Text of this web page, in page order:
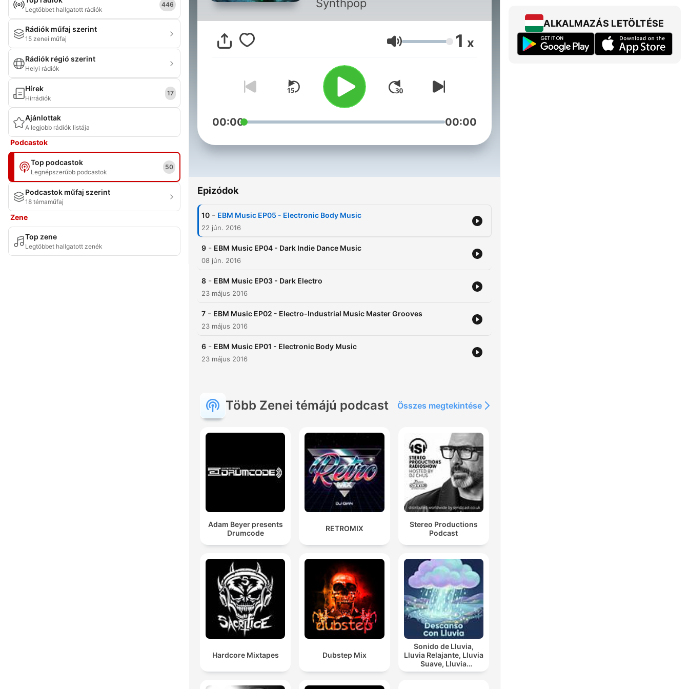
Legtöbbet hallgatott rádiók
446
Rádiók műfaj szerint
15 zenei műfaj
Rádiók régió szerint
Helyi rádiók
Hírek
Hírrádiók
17
Ajánlottak
A legjobb rádiók listája
Podcastok
Top podcastok
Legnépszerűbb podcastok
50
Podcastok műfaj szerint
18 témaműfaj
Zene
Top zene
Legtöbbet hallgatott zenék
Synthpop
Hangerő 1 x
00:00 00:00
Epizódok
10 - EBM Music EP05 - Electronic Body Music
22 jún. 2016
9 - EBM Music EP04 - Dark Indie Dance Music
08 jún. 2016
8 - EBM Music EP03 - Dark Electro
23 május 2016
7 - EBM Music EP02 - Electro-Industrial Music Master Grooves
23 május 2016
6 - EBM Music EP01 - Electronic Body Music
23 május 2016
Több Zenei témájú podcast Összes megtekintése
Adam Beyer presents
Drumcode
RETROMIX
Stereo Productions
Podcast
Hardcore Mixtapes Dubstep Mix
Sonido de Lluvia,
Lluvia Relajante, Lluvia
Suave, Lluvia
Nocturna, Descanso
ALKALMAZÁS LETÖLTÉSE